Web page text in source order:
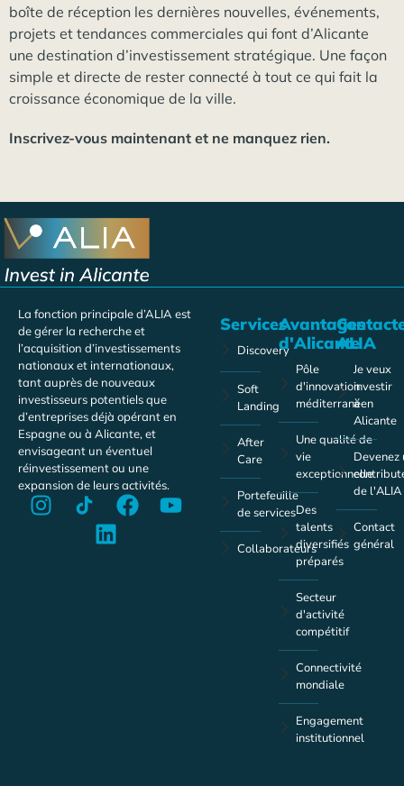
boîte de réception les dernières nouvelles, événements,
projets et tendances commerciales qui font d’Alicante
une destination d’investissement stratégique. Une façon
simple et directe de rester connecté à tout ce qui fait la
croissance économique de la ville.
Inscrivez-vous maintenant et ne manquez rien.
La fonction principale d’ALIA est
de gérer la recherche et
l’acquisition d’investissements
nationaux et internationaux,
tant auprès de nouveaux
investisseurs potentiels que
d’entreprises déjà opérant en
Espagne ou à Alicante, et
envisageant un éventuel
réinvestissement ou une
expansion de leurs activités.
Services
Discovery
Soft
Landing
After
Care
Portefeuille
de services
Collaborateurs
Avantages
d'Alicante
Pôle
d'innovation
méditerranéen
Une qualité de
vie
exceptionnelle
Des
talents
diversifiés
préparés
Secteur
d'activité
compétitif
Connectivité
mondiale
Engagement
institutionnel
ALIA
Je veux
investir
à
Alicante
Devenez
de l'ALIA
Contact
général